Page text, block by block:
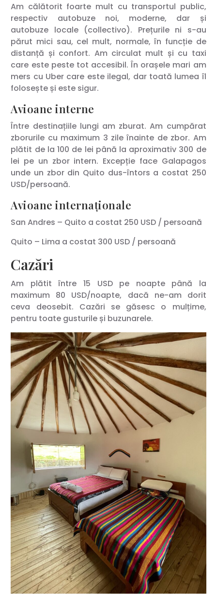
Am călătorit foarte mult cu transportul public,
respectiv autobuze noi, moderne, dar și
autobuze locale (collectivo). Prețurile ni s-au
părut mici sau, cel mult, normale, în funcție de
distanță și confort. Am circulat mult și cu taxi
care este peste tot accesibil. În orașele mari am
mers cu Uber care este ilegal, dar toată lumea îl
folosește și este sigur.
Avioane interne
Între destinațiile lungi am zburat. Am cumpărat
zborurile cu maximum 3 zile înainte de zbor. Am
plătit de la 100 de lei până la aproximativ 300 de
lei pe un zbor intern. Excepție face Galapagos
unde un zbor din Quito dus-întors a costat 250
USD/persoană.
Avioane internaționale
San Andres – Quito a costat 250 USD / persoană
Quito – Lima a costat 300 USD / persoană
Cazări
Am plătit între 15 USD pe noapte până la
maximum 80 USD/noapte, dacă ne-am dorit
ceva deosebit. Cazări se găsesc o mulțime,
pentru toate gusturile și buzunarele.